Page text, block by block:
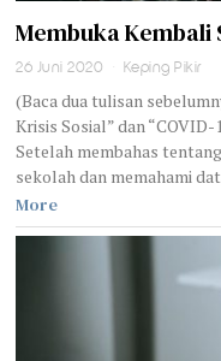
Membuka
26 Juni 2020 Keping Pikir
(Baca dua tulisan
Krisis Sosial” dan
Setelah membahas
sekolah dan memahami
More